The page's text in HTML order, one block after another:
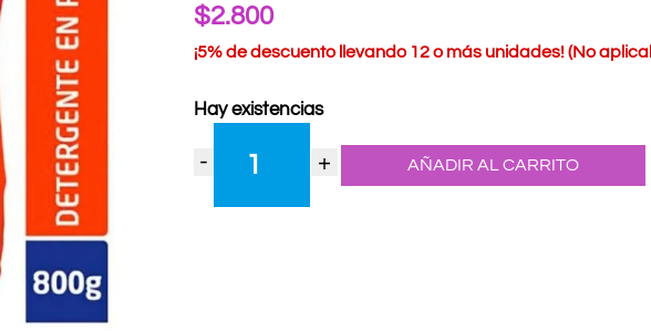
$2.800
¡5% de descuento llevando 12 o más unidades! (No
Hay existencias
-
Ace
+ AÑADIR AL CARRITO